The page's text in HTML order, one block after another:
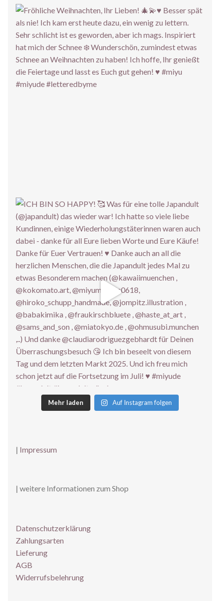
Mehr laden Auf Instagram folgen
| Impressum
| weitere Informationen zum Shop
Datenschutzerklärung
Zahlungsarten
Lieferung
AGB
Widerrufsbelehrung